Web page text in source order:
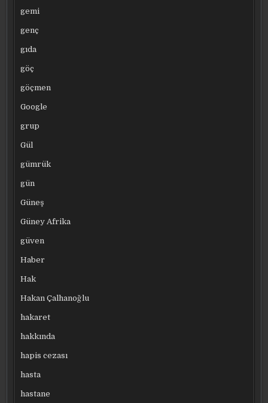
gemi
genç
gıda
göç
göçmen
Google
grup
Gül
gümrük
gün
Güneş
Güney Afrika
güven
Haber
Hak
Hakan Çalhanoğlu
hakaret
hakkında
hapis cezası
hasta
hastane